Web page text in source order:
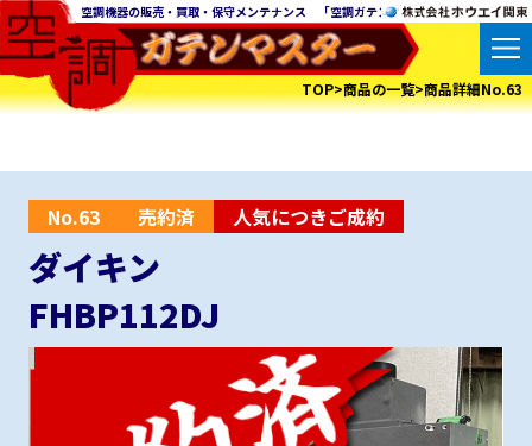
空調機器の販売・買取・保守メンテナンス 「空調ガテンマスター」の株式会社ホ
TOP>商品の一覧>商品詳細No.63
No.63 売約済 人気につきご成約
ダイキン
FHBP112DJ